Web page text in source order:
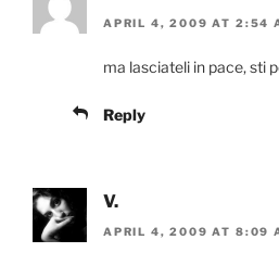
APRIL 4, 2009 AT 2:54
ma lasciateli in pace, sti
Reply
V.
APRIL 4, 2009 AT 8:09